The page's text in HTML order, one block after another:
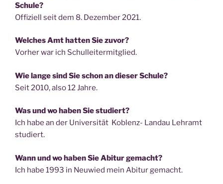
Schule?
Offi­zi­ell seit dem 8. Dezem­ber 2021.
Wel­ches Amt hat­ten Sie zuvor?
Vor­her war ich Schulleitermitglied.
Wie lan­ge sind Sie schon an die­ser Schule?
Seit 2010, also 12 Jahre.
Was und wo haben Sie studiert?
Ich habe an der Uni­ver­si­tät Koblenz- Land­au Lehr­amt
studiert.
Wann und wo haben Sie Abitur gemacht?
Ich habe 1993 in Neu­wied mein Abitur gemacht.